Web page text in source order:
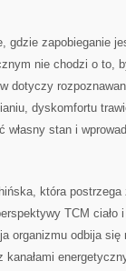
gdzie zapobieganie
nie chodzi o to,
dotyczy
dyskomfortu
własny stan i
która postrzega
TCM ciało
organizmu odbija